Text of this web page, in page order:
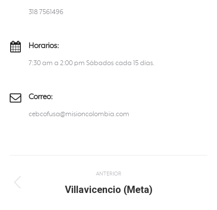
318 7561496
Horarios:
7:30 am a 2:00 pm Sábados cada 15 días.
Correo:
cebcofusa@misioncolombia.com
entre
ANTERIOR
Proyecto
Villavicencio (Meta)